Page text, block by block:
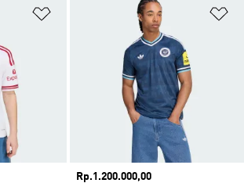
Tambahkan ke Wishlist
Harga
Rp.1.200.000,00